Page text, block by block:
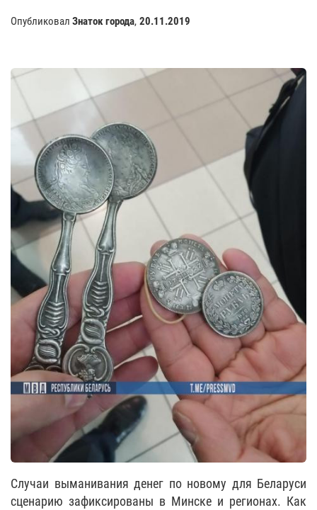
Опубликовал Знаток города, 20.11.2019
Случаи выманивания денег по новому для Беларуси
сценарию зафиксированы в Минске и регионах. Как